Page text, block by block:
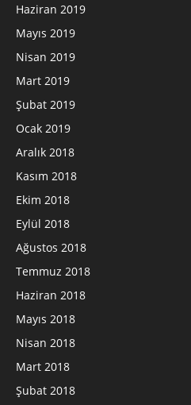
Haziran 2019
Mayıs 2019
Nisan 2019
Mart 2019
Şubat 2019
Ocak 2019
Aralık 2018
Kasım 2018
Ekim 2018
Eylül 2018
Ağustos 2018
Temmuz 2018
Haziran 2018
Mayıs 2018
Nisan 2018
Mart 2018
Şubat 2018